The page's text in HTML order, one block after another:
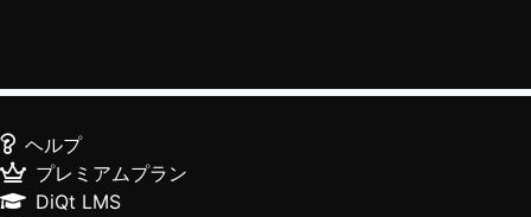
ヘルプ
プレミアムプラン
DiQt LMS